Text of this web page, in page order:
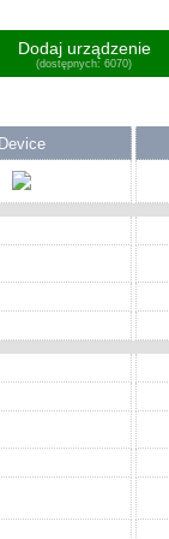
Dodaj urządzenie
(dostępnych: 6070)
Device